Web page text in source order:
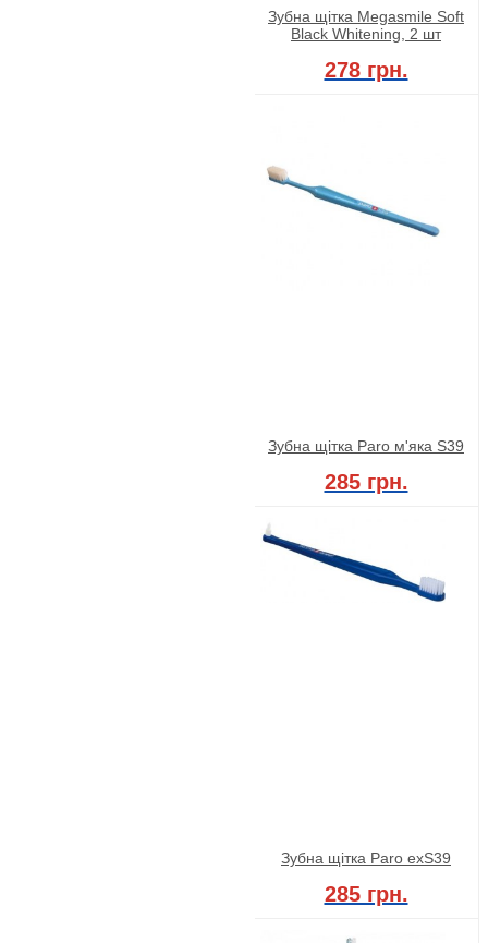
Зубна щітка Megasmile Soft
Black Whitening, 2 шт
278 грн.
Зубна щітка Paro м'яка S39
285 грн.
Зубна щітка Paro exS39
285 грн.